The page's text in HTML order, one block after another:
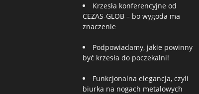
Krzesła konferencyjne od
CEZAS-GLOB – bo wygoda ma
znaczenie
Podpowiadamy, jakie powinny
być krzesła do poczekalni!
Funkcjonalna elegancja, czyli
biurka na nogach metalowych